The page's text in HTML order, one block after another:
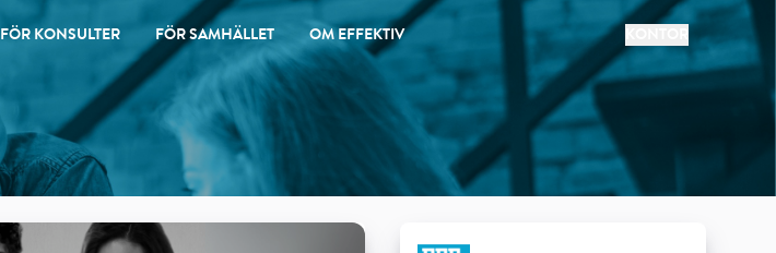
FÖR KONSULTER FÖR SAMHÄLLET OM EFFEKTIV